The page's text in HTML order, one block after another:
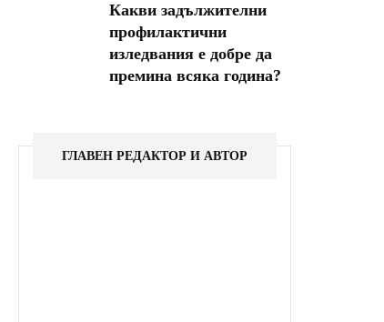
Какви задължителни
профилактични
изледвания е добре да
премина всяка година?
ГЛАВЕН РЕДАКТОР И АВТОР